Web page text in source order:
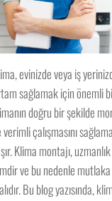
evinizde veya iş
sağlamak için önemli
doğru bir şekilde
verimli çalışmasını
Klima montajı,
ve bu nedenle
Bu blog yazısında,